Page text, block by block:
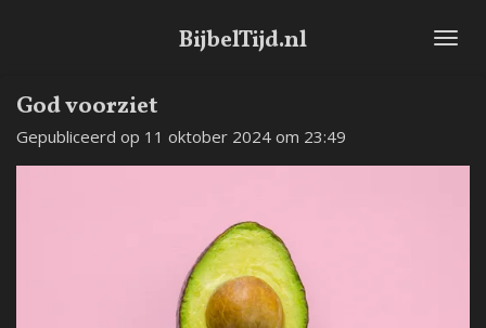
de
BijbelTijd.nl
God voorziet
Gepubliceerd op 11 oktober 2024 om 23:49